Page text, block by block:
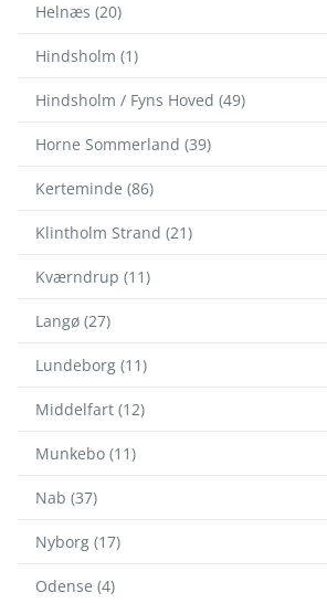
Helnæs (20)
Hindsholm (1)
Hindsholm / Fyns Hoved (49)
Horne Sommerland (39)
Kerteminde (86)
Klintholm Strand (21)
Kværndrup (11)
Langø (27)
Lundeborg (11)
Middelfart (12)
Munkebo (11)
Nab (37)
Nyborg (17)
Odense (4)